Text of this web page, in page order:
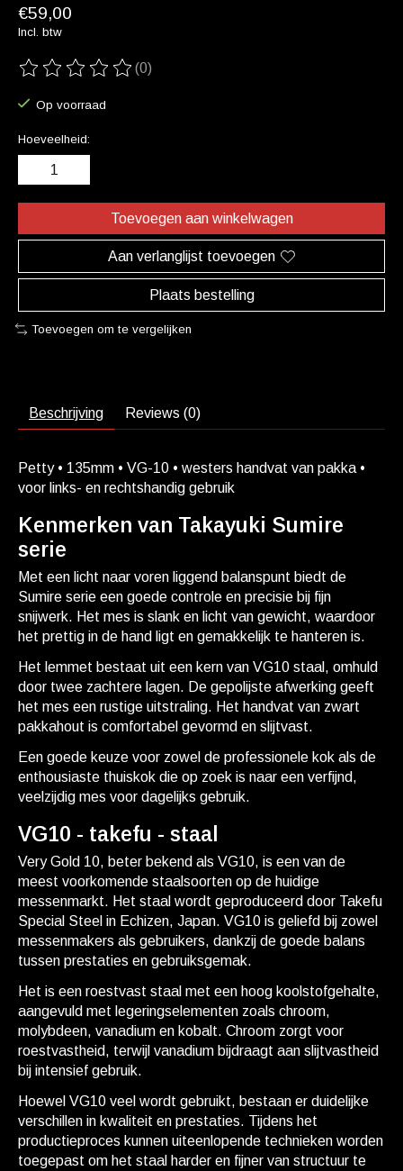
€59,00
Incl. btw
De beoordeling van dit product is
(0)
Op voorraad
Hoeveelheid:
Toevoegen aan winkelwagen
Aan verlanglijst toevoegen
Plaats bestelling
Toevoegen om te vergelijken
Beschrijving Reviews (0)
Petty • 135mm • VG-10 • westers handvat van pakka •
voor links- en rechtshandig gebruik
Kenmerken van Takayuki Sumire
serie
Met een licht naar voren liggend balanspunt biedt de
Sumire serie een goede controle en precisie bij fijn
snijwerk. Het mes is slank en licht van gewicht, waardoor
het prettig in de hand ligt en gemakkelijk te hanteren is.
Het lemmet bestaat uit een kern van VG10 staal, omhuld
door twee zachtere lagen. De gepolijste afwerking geeft
het mes een rustige uitstraling. Het handvat van zwart
pakkahout is comfortabel gevormd en slijtvast.
Een goede keuze voor zowel de professionele kok als de
enthousiaste thuiskok die op zoek is naar een verfijnd,
veelzijdig mes voor dagelijks gebruik.
VG10 - takefu - staal
Very Gold 10, beter bekend als VG10, is een van de
meest voorkomende staalsoorten op de huidige
messenmarkt. Het staal wordt geproduceerd door Takefu
Special Steel in Echizen, Japan. VG10 is geliefd bij zowel
messenmakers als gebruikers, dankzij de goede balans
tussen prestaties en gebruiksgemak.
Het is een roestvast staal met een hoog koolstofgehalte,
aangevuld met legeringselementen zoals chroom,
molybdeen, vanadium en kobalt. Chroom zorgt voor
roestvastheid, terwijl vanadium bijdraagt aan slijtvastheid
bij intensief gebruik.
Hoewel VG10 veel wordt gebruikt, bestaan er duidelijke
verschillen in kwaliteit en prestaties. Tijdens het
productieproces kunnen uiteenlopende technieken worden
toegepast om het staal harder en fijner van structuur te